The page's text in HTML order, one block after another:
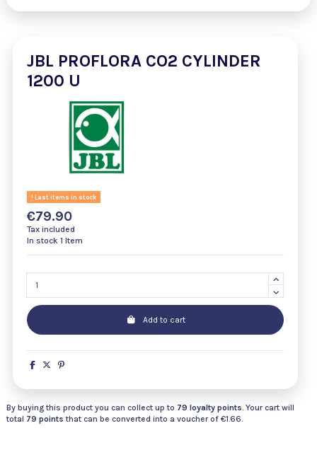
JBL PROFLORA CO2 CYLINDER
1200 U
Last items in stock
€79.90
Tax included
In stock 1 Item
Add to cart
By buying this product you can collect up to 79 loyalty points . Your cart will
total 79 points that can be converted into a voucher of €1.66